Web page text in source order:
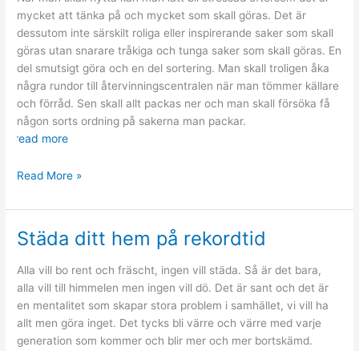
mycket att tänka på och mycket som skall göras. Det är
dessutom inte särskilt roliga eller inspirerande saker som skall
göras utan snarare tråkiga och tunga saker som skall göras. En
del smutsigt göra och en del sortering. Man skall troligen åka
några rundor till återvinningscentralen när man tömmer källare
och förråd. Sen skall allt packas ner och man skall försöka få
någon sorts ordning på sakerna man packar.
read more
Goda
som
din
Read More »
Städa ditt hem på rekordtid
Alla vill bo rent och fräscht, ingen vill städa. Så är det bara,
alla vill till himmelen men ingen vill dö. Det är sant och det är
en mentalitet som skapar stora problem i samhället, vi vill ha
allt men göra inget. Det tycks bli värre och värre med varje
generation som kommer och blir mer och mer bortskämd.